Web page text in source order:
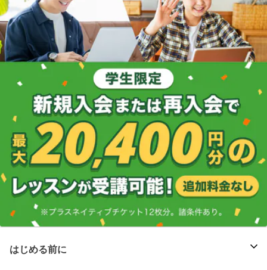
はじめる前に